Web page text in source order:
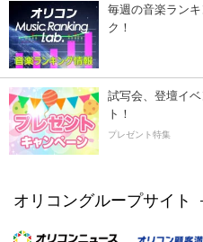
毎週の音楽ラン
ク！
試写会、登壇イ
ト！
プレゼント特集
オリコングループサイト